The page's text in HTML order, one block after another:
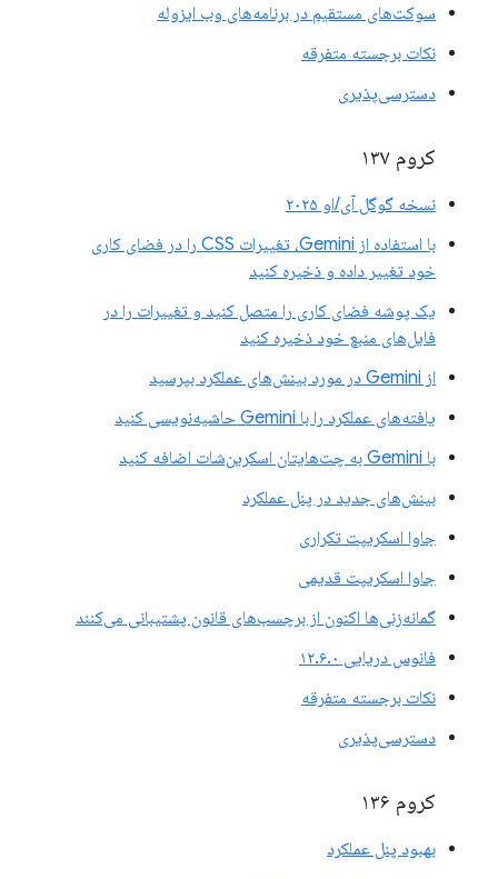
سوکت‌های مستقیم در برنامه‌های وب ایزوله
نکات برجسته متفرقه
دسترسی‌پذیری
کروم ۱۳۷
نسخه گوگل آی/او ۲۰۲۵
با استفاده از Gemini، تغییرات CSS را در فضای کاری
خود تغییر داده و ذخیره کنید
یک پوشه فضای کاری را متصل کنید و تغییرات را در
فایل‌های منبع خود ذخیره کنید
از Gemini در مورد بینش‌های عملکرد بپرسید
یافته‌های عملکرد را با Gemini حاشیه‌نویسی کنید
با Gemini به چت‌هایتان اسکرین‌شات اضافه کنید
بینش‌های جدید در پنل عملکرد
جاوا اسکریپت تکراری
جاوا اسکریپت قدیمی
گمانه‌زنی‌ها اکنون از برچسب‌های قانون پشتیبانی می‌کنند
فانوس دریایی ۱۲.۶.۰
نکات برجسته متفرقه
دسترسی‌پذیری
کروم ۱۳۶
بهبود پنل عملکرد